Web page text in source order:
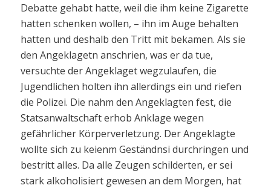
Debatte gehabt hatte, weil die ihm keine Zigarette
hatten schenken wollen, – ihn im Auge behalten
hatten und deshalb den Tritt mit bekamen. Als sie
den Angeklagetn anschrien, was er da tue,
versuchte der Angeklaget wegzulaufen, die
Jugendlichen holten ihn allerdings ein und riefen
die Polizei. Die nahm den Angeklagten fest, die
Statsanwaltschaft erhob Anklage wegen
gefährlicher Körperverletzung. Der Angeklagte
wollte sich zu keienm Geständnsi durchringen und
bestritt alles. Da alle Zeugen schilderten, er sei
stark alkoholisiert gewesen an dem Morgen, hat